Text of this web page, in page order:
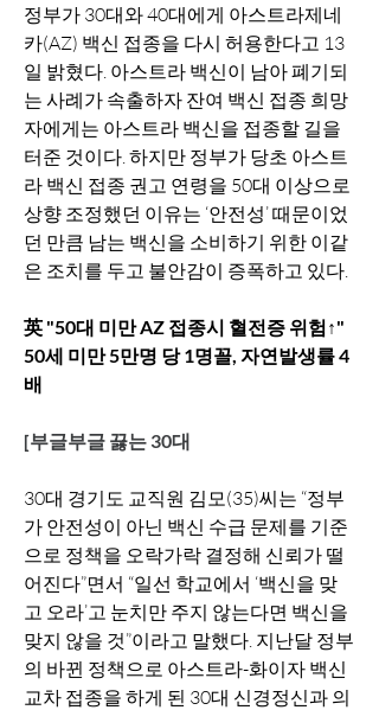
정부가 30대와 40대에게 아스트라제네
카(AZ) 백신 접종을 다시 허용한다고 13
일 밝혔다. 아스트라 백신이 남아 폐기되
는 사례가 속출하자 잔여 백신 접종 희망
자에게는 아스트라 백신을 접종할 길을
터준 것이다. 하지만 정부가 당초 아스트
라 백신 접종 권고 연령을 50대 이상으로
상향 조정했던 이유는 ‘안전성’ 때문이었
던 만큼 남는 백신을 소비하기 위한 이같
은 조치를 두고 불안감이 증폭하고 있다.
英 "50대 미만 AZ 접종시 혈전증 위험↑"
50세 미만 5만명 당 1명꼴, 자연발생률 4
배
[부글부글 끓는 30대
30대 경기도 교직원 김모(35)씨는 “정부
가 안전성이 아닌 백신 수급 문제를 기준
으로 정책을 오락가락 결정해 신뢰가 떨
어진다”면서 “일선 학교에서 ‘백신을 맞
고 오라’고 눈치만 주지 않는다면 백신을
맞지 않을 것”이라고 말했다. 지난달 정부
의 바뀐 정책으로 아스트라-화이자 백신
교차 접종을 하게 된 30대 신경정신과 의